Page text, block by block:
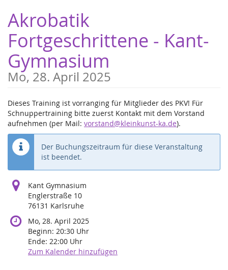
Haupt-
Inhalt
springen
Akrobatik
Fortgeschrittene - Kant-
Gymnasium
Mo, 28. April 2025
Dieses Training ist vorranging für Mitglieder des PKV! Für
Schnuppertraining bitte zuerst Kontakt mit dem Vorstand
aufnehmen (per Mail: vorstand@kleinkunst-ka.de).
Der Buchungszeitraum für diese Veranstaltung
ist beendet.
Kant Gymnasium
Englerstraße 10
76131 Karlsruhe
Mo, 28. April 2025
Beginn: 20:30 Uhr
Ende: 22:00 Uhr
Zum Kalender hinzufügen